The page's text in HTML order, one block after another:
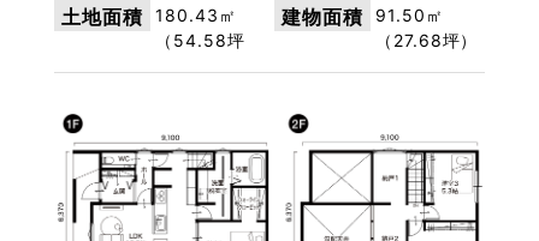
土地面積
180.43㎡
（54.58坪
建物面積
91.50㎡
（27.68坪）